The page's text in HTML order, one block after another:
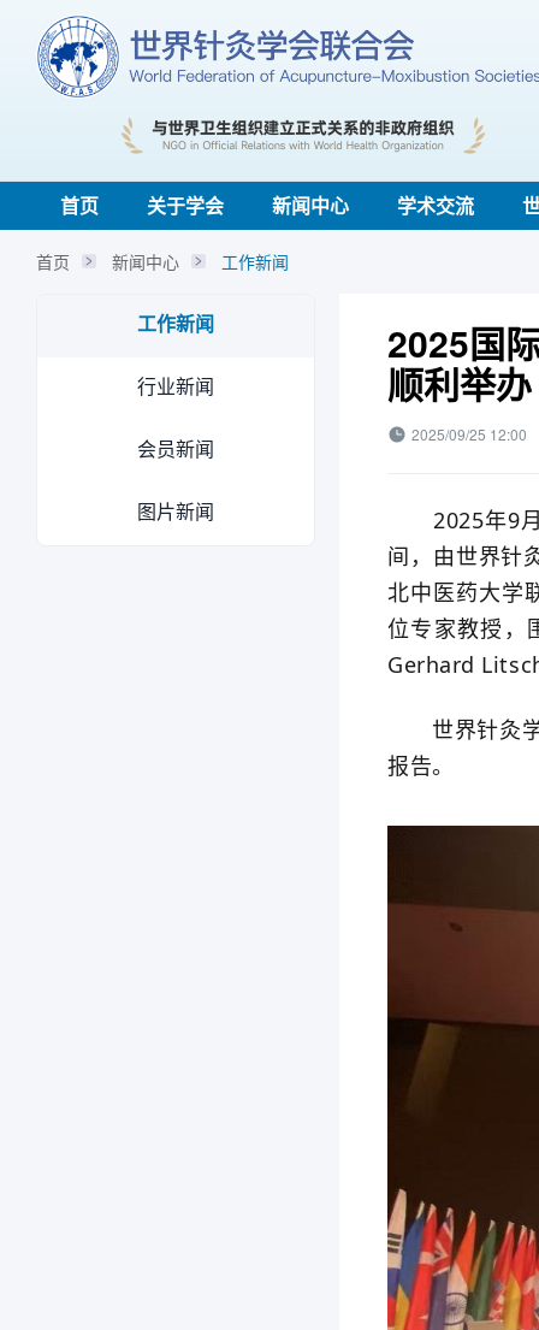
首页 关于学会 新闻中心 学术交流
首页 新闻中心 工作新闻
工作新闻
行业新闻
会员新闻
图片新闻
2025国
顺利举办
2025/09/25 12:00
2025年9月
间，由世界针
北中医药大学
位专家教授，
Gerhard
世界针灸学
报告。